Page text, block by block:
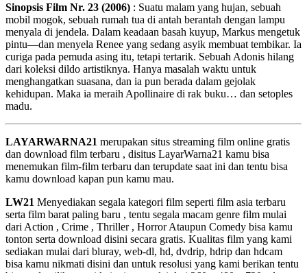
Sinopsis Film Nr. 23 (2006) : Suatu malam yang hujan, sebuah
mobil mogok, sebuah rumah tua di antah berantah dengan lampu
menyala di jendela. Dalam keadaan basah kuyup, Markus mengetuk
pintu—dan menyela Renee yang sedang asyik membuat tembikar. Ia
curiga pada pemuda asing itu, tetapi tertarik. Sebuah Adonis hilang
dari koleksi dildo artistiknya. Hanya masalah waktu untuk
menghangatkan suasana, dan ia pun berada dalam gejolak
kehidupan. Maka ia meraih Apollinaire di rak buku… dan setoples
madu.
LAYARWARNA21 merupakan situs streaming film online gratis
dan download film terbaru , disitus LayarWarna21 kamu bisa
menemukan film-film terbaru dan terupdate saat ini dan tentu bisa
kamu download kapan pun kamu mau.
LW21 Menyediakan segala kategori film seperti film asia terbaru
serta film barat paling baru , tentu segala macam genre film mulai
dari Action , Crime , Thriller , Horror Ataupun Comedy bisa kamu
tonton serta download disini secara gratis. Kualitas film yang kami
sediakan mulai dari bluray, web-dl, hd, dvdrip, hdrip dan hdcam
bisa kamu nikmati disini dan untuk resolusi yang kami berikan tentu